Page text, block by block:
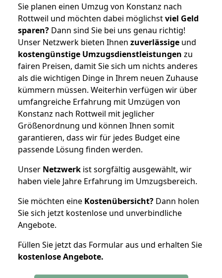
Sie planen einen Umzug von Konstanz nach
Rottweil und möchten dabei möglichstviel Geld
sparen? Dann sind Sie bei uns genau richtig!
Unser Netzwerk bieten Ihnen zuverlässige und
kostengünstige Umzugsdienstleistungen zu
fairen Preisen, damit Sie sich um nichts anderes
als die wichtigen Dinge in Ihrem neuen Zuhause
kümmern müssen. Weiterhin verfügen wir über
umfangreiche Erfahrung mit Umzügen von
Konstanz nach Rottweil mit jeglicher
Größenordnung und können Ihnen somit
garantieren, dass wir für jedes Budget eine
passende Lösung finden werden.
Unser Netzwerk ist sorgfältig ausgewählt, wir
haben viele Jahre Erfahrung im Umzugsbereich.
Sie möchten eine Kostenübersicht? Dann holen
Sie sich jetzt kostenlose und unverbindliche
Angebote.
Füllen Sie jetzt das Formular aus und erhalten Sie
kostenloseAngebote.